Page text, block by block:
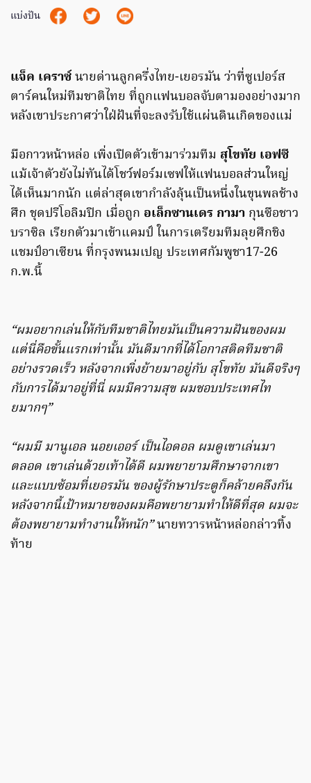
แบ่งปัน
แจ็ค เคราซ์นายด่านลูกครึ่งไทย-เยอรมัน ว่าที่ซูเปอร์ส
ตาร์คนใหม่ทีมชาติไทย ที่ถูกแฟนบอลจับตามองอย่างมาก
หลังเขาประกาศว่าใฝ่ฝันที่จะลงรับใช้แผ่นดินเกิดของแม่
มือกาวหน้าหล่อ เพิ่งเปิดตัวเข้ามาร่วมทีม สุโขทัย เอฟซี
แม้เจ้าตัวยังไม่ทันได้โชว์ฟอร์มเซฟให้แฟนบอลส่วนใหญ่
ได้เห็นมากนัก แต่ล่าสุดเขากำลังลุ้นเป็นหนึ่งในขุนพลช้าง
ศึก ชุดปรีโอลิมปิก เมื่อถูก อเล็กซานเดร กามา กุนซือชาว
บราซิล เรียกตัวมาเข้าแคมป์ ในการเตรียมทีมลุยศึกชิง
แชมป์อาเซียน ที่กรุงพนมเปญ ประเทศกัมพูชา17-26
ก.พ.นี้
“ผมอยากเล่นให้กับทีมชาติไทยมันเป็นความฝันของผม
แต่นี่คือขั้นแรกเท่านั้น มันดีมากที่ได้โอกาสติดทีมชาติ
อย่างรวดเร็ว หลังจากเพิ่งย้ายมาอยู่กับ สุโขทัย มันดีจริงๆ
กับการได้มาอยู่ที่นี่ ผมมีความสุข ผมชอบประเทศไท
ยมากๆ”
“ผมมี มานูเอล นอยเออร์ เป็นไอดอล ผมดูเขาเล่นมา
ตลอด เขาเล่นด้วยเท้าได้ดี ผมพยายามศึกษาจากเขา
และแบบซ้อมที่เยอรมัน ของผู้รักษาประตูก็คล้ายคลึงกัน
หลังจากนี้เป้าหมายของผมคือพยายามทำให้ดีที่สุด ผมจะ
ต้องพยายามทำงานให้หนัก”นายทวารหน้าหล่อกล่าวทิ้ง
ท้าย